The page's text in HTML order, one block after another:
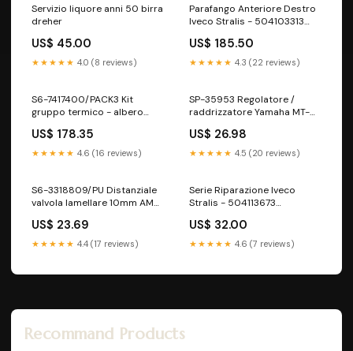
Servizio liquore anni 50 birra
dreher
US$ 45.00
★★★★★ 4.0 (8 reviews)
Parafango Anteriore Destro
Iveco Stralis - 504103313
US$ 185.50
★★★★★ 4.3 (22 reviews)
S6-7417400/PACK3 Kit
gruppo termico - albero
Stage6 Racing 70
TRASMISSIONE A CATENA E
US$ 178.35
★★★★★ 4.6 (16 reviews)
SP-35953 Regolatore /
raddrizzatore Yamaha MT-
US$ 26.98
★★★★★ 4.5 (20 reviews)
S6-3318809/PU Distanziale
valvola lamellare 10mm AM6
ATTREZZATURE PER
MANUTENZIONE VARIATORI
US$ 23.69
★★★★★ 4.4 (17 reviews)
Serie Riparazione Iveco
Stralis - 504113673
US$ 32.00
★★★★★ 4.6 (7 reviews)
Recommand Products